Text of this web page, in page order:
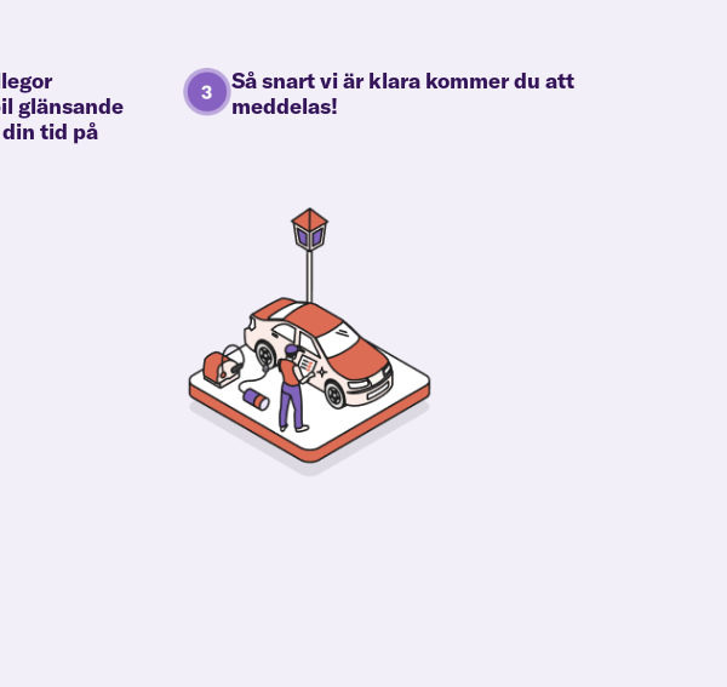
glänsande
tid på
Så snart vi är klara kommer du att
meddelas!